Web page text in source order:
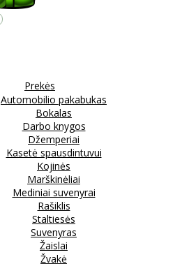
Prekės
Automobilio pakabukas
Bokalas
Darbo knygos
Džemperiai
Kasetė spausdintuvui
Kojinės
Marškinėliai
Mediniai suvenyrai
Rašiklis
Staltiesės
Suvenyras
Žaislai
Žvakė